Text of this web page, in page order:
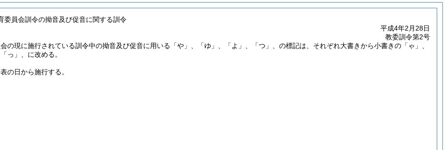
委員会訓令の拗音及び促音に関する訓令
平成4年2月28日
教委訓令第2号
の現に施行されている訓令中の拗音及び促音に用いる「や」、「ゆ」、「よ」、「つ」、の標記は、それぞれ大書きから小書きの「ゃ」、
っ」、に改める。
の日から施行する。